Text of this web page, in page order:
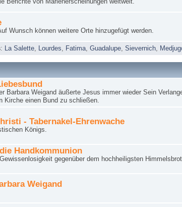
Wunsch können weitere Orte hinzugefügt werden.
: La Salette Lourdes Fatima ,Guadalupe ,Sievernich
Barbara Weigand äußerte Jesus immer wieder Sein
Kirche einen Bund zu schließen.
- Tabernakel-Ehrenwache
Königs.
Handkommunion
gegenüber dem hochheiligsten
Weigand